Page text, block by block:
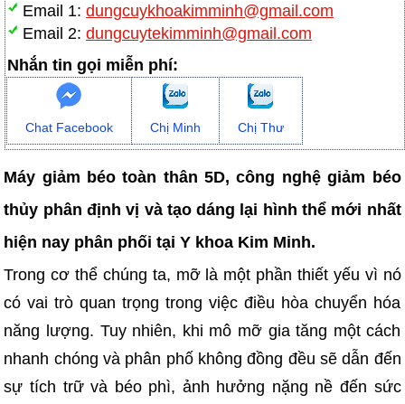
Email 1: dungcuykhoakimminh@gmail.com
Email 2: dungcuytekimminh@gmail.com
Nhắn tin gọi miễn phí:
Chat Facebook Chị Minh Chị Thư
Máy giảm béo toàn thân 5D, công nghệ giảm béo
thủy phân định vị và tạo dáng lại hình thể mới nhất
hiện nay phân phối tại Y khoa Kim Minh.
Trong cơ thể chúng ta, mỡ là một phần thiết yếu vì nó
có vai trò quan trọng trong việc điều hòa chuyển hóa
năng lượng. Tuy nhiên, khi mô mỡ gia tăng một cách
nhanh chóng và phân phố không đồng đều sẽ dẫn đến
sự tích trữ và béo phì, ảnh hưởng nặng nề đến sức